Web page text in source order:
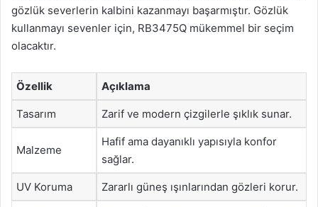
gözlük severlerin kalbini kazanmayı başarmıştır. Gözlük
kullanmayı sevenler için, RB3475Q mükemmel bir seçim
olacaktır.
Özellik Açıklama
Tasarım Zarif ve modern çizgilerle şıklık sunar.
Malzeme
Hafif ama dayanıklı yapısıyla konfor
sağlar.
UV Koruma Zararlı güneş ışınlarından gözleri korur.